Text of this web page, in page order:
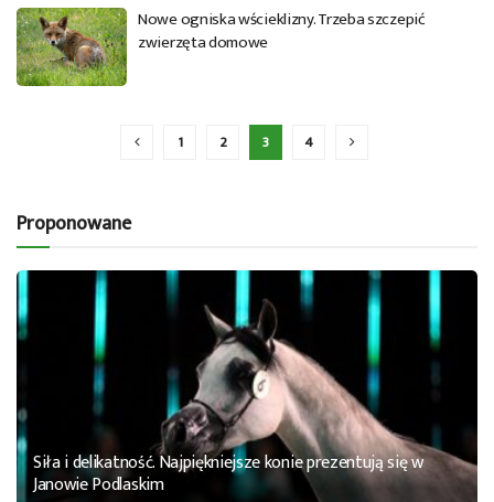
Nowe ogniska wścieklizny. Trzeba szczepić
zwierzęta domowe
1 2 3 4
Proponowane
Siła i delikatność. Najpiękniejsze konie prezentują się w
Janowie Podlaskim